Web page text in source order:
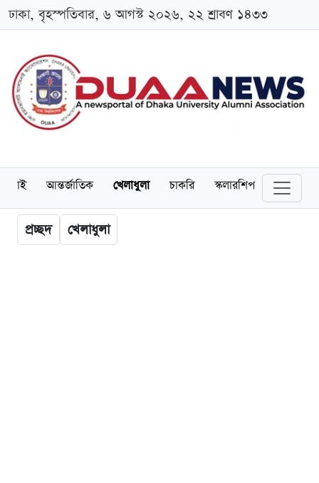
ঢাকা, বৃহস্পতিবার, ৬ আগস্ট ২০২৬, ২২ শ্রাবণ ১৪৩৩
আন্তর্জাতিক খেলাধুলা চাকরি স্কলারশিপ বিনোদন
প্রচ্ছদ খেলাধুলা